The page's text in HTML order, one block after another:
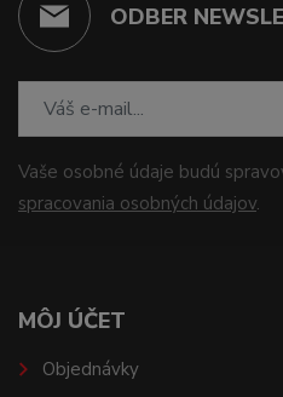
ODBER
Vaše osobné údaje budú
spracovania osobných údajov.
MÔJ ÚČET
Objednávky